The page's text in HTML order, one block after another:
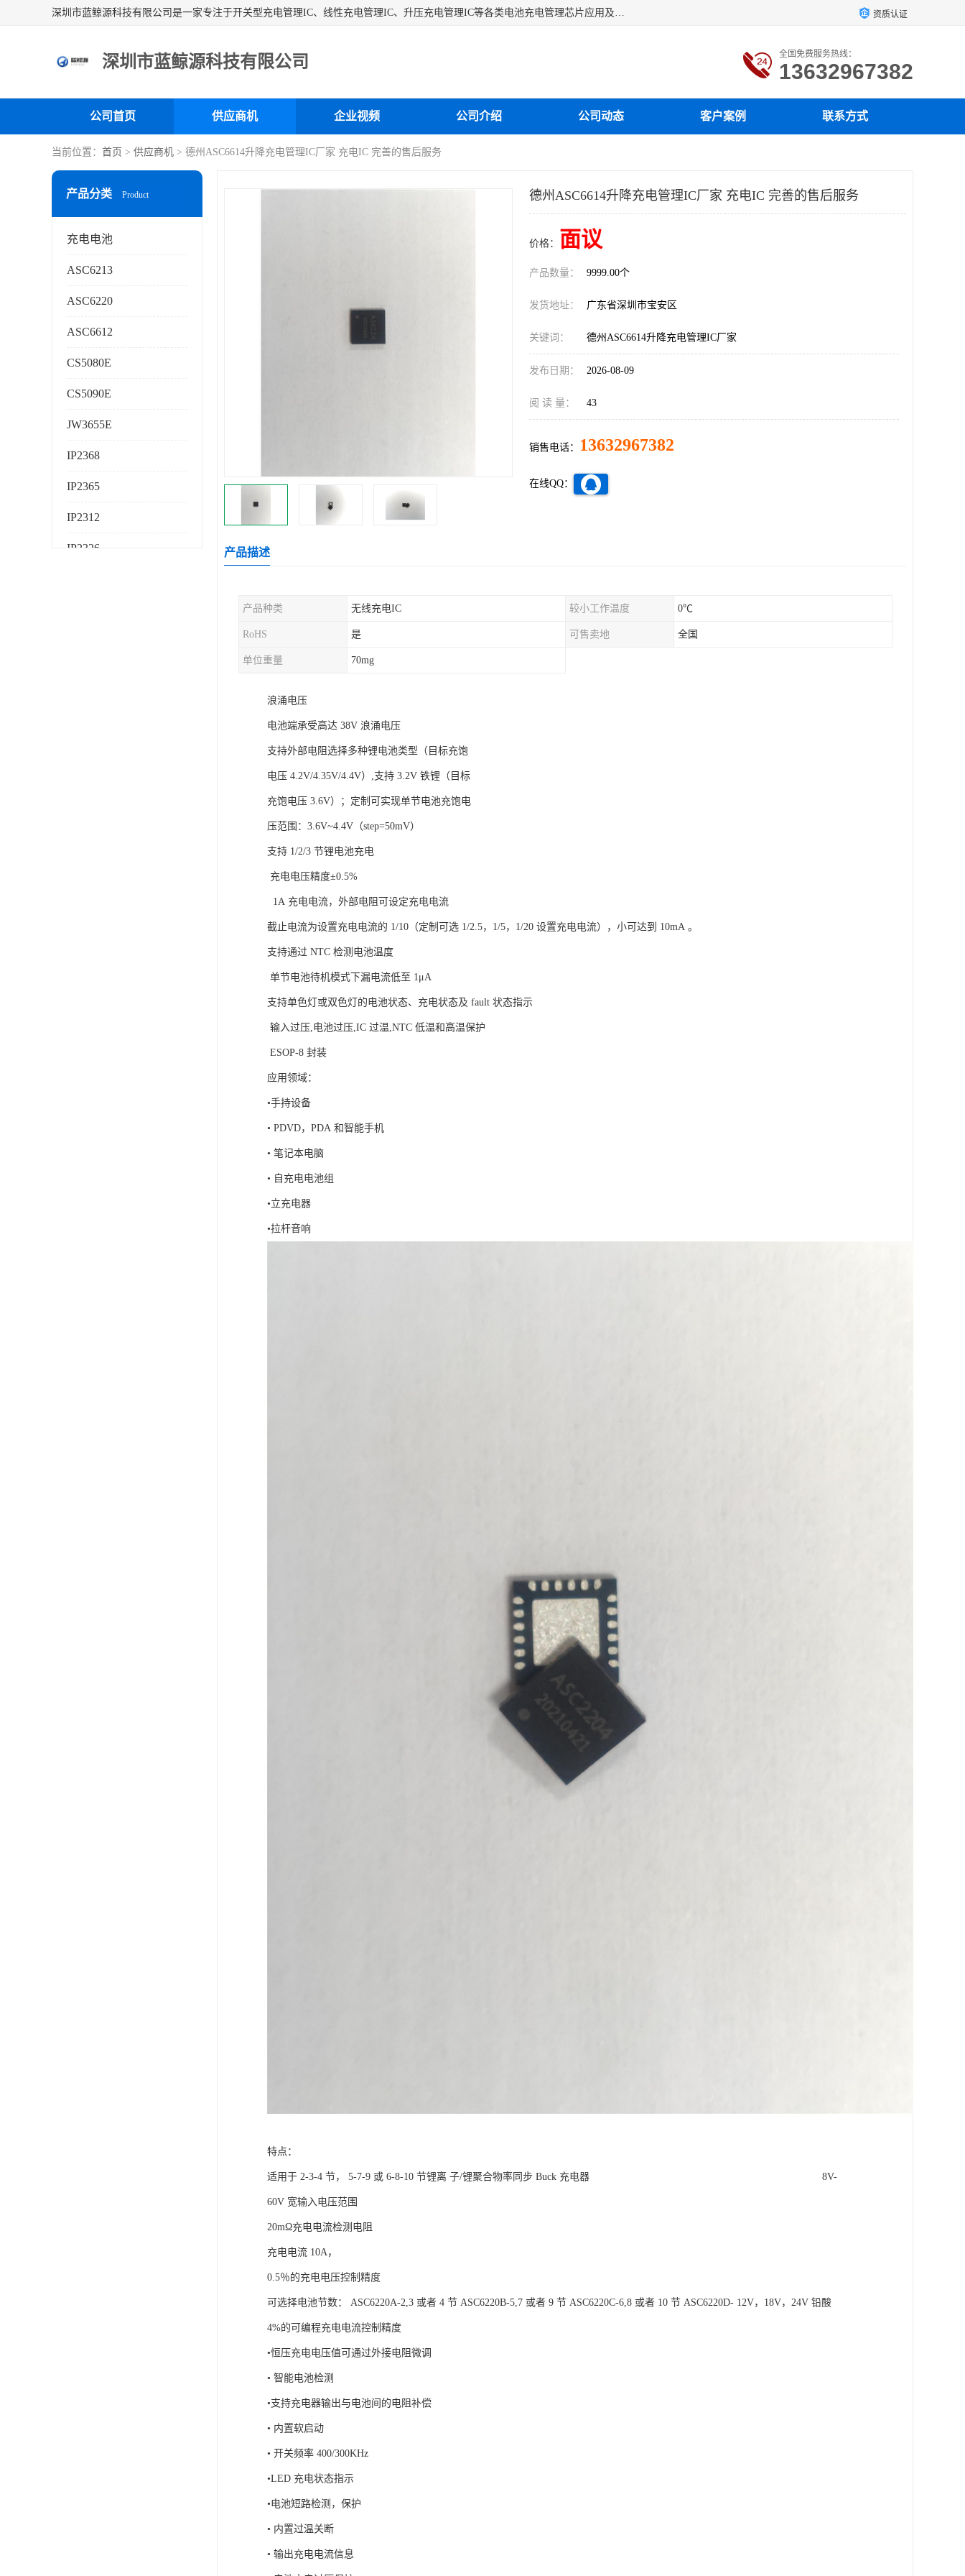
深圳市蓝鲸源科技有限公司是一家专注于开关型充电管理IC、线性充电管理IC、升压充电管理IC等各类电池充电管理芯片应用及芯片销售的企业，多年来公司为众多企业解决充电应用难题，设计缺陷，EMC超量等问题，是一家以充电技术指导为核心的充电芯片销售公司。 资质认证
深圳市蓝鲸源科技有限公司 全国免费服务热线：
13632967382
公司首页 供应商机 企业视频 公司介绍 公司动态 客户案例 联系方式
当前位置： 首页 > 供应商机 > 德州ASC6614升降充电管理IC厂家 充电IC 完善的售后服务
产品分类 Product
充电电池
ASC6213
ASC6220
ASC6612
CS5080E
CS5090E
JW3655E
IP2368
IP2365
IP2312
IP2326
德州ASC6614升降充电管理IC厂家 充电IC 完善的售后服务
价格： 面议
产品数量： 9999.00个
发货地址： 广东省深圳市宝安区
关键词： 德州ASC6614升降充电管理IC厂家
发布日期： 2026-08-09
阅 读 量： 43
销售电话： 13632967382
在线QQ：
产品描述
产品种类 无线充电IC 较小工作温度 0℃
RoHS 是 可售卖地 全国
单位重量 70mg
浪涌电压
电池端承受高达 38V 浪涌电压
支持外部电阻选择多种锂电池类型（目标充饱
电压 4.2V/4.35V/4.4V）,支持 3.2V 铁锂（目标
充饱电压 3.6V）；定制可实现单节电池充饱电
压范围：3.6V~4.4V（step=50mV）
支持 1/2/3 节锂电池充电
充电电压精度±0.5%
1A 充电电流，外部电阻可设定充电电流
截止电流为设置充电电流的 1/10（定制可选 1/2.5，1/5，1/20 设置充电电流），小可达到 10mA 。
支持通过 NTC 检测电池温度
单节电池待机模式下漏电流低至 1μA
支持单色灯或双色灯的电池状态、充电状态及 fault 状态指示
输入过压,电池过压,IC 过温,NTC 低温和高温保护
ESOP-8 封装
应用领域：
•手持设备
• PDVD，PDA 和智能手机
• 笔记本电脑
• 自充电电池组
•立充电器
•拉杆音响
特点：
适用于 2-3-4 节， 5-7-9 或 6-8-10 节锂离 子/锂聚合物率同步 Buck 充电器 8V-
60V 宽输入电压范围
20mΩ充电电流检测电阻
充电电流 10A，
0.5％的充电电压控制精度
可选择电池节数： ASC6220A-2,3 或者 4 节 ASC6220B-5,7 或者 9 节 ASC6220C-6,8 或者 10 节 ASC6220D- 12V，18V，24V 铅酸
4%的可编程充电电流控制精度
•恒压充电电压值可通过外接电阻微调
• 智能电池检测
•支持充电器输出与电池间的电阻补偿
• 内置软启动
• 开关频率 400/300KHz
•LED 充电状态指示
•电池短路检测，保护
• 内置过温关断
• 输出充电电流信息